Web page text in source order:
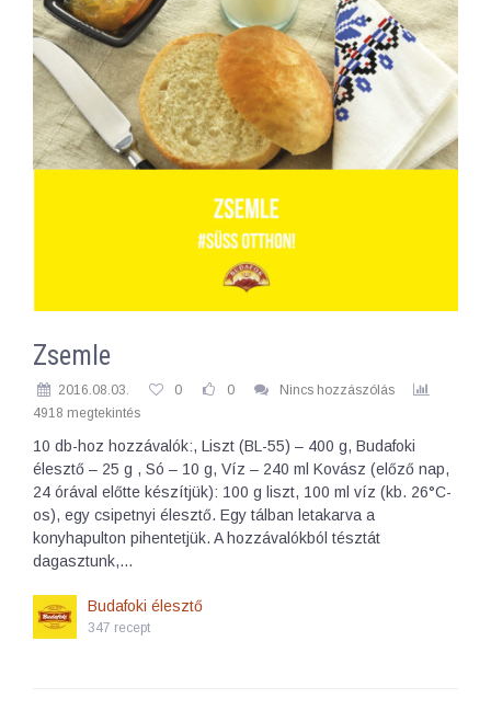
Zsemle
2016.08.03. 0 0
Nincs hozzászólás
4918 megtekintés
10 db-hoz hozzávalók:, Liszt (BL-55) – 400 g, Budafoki
élesztő – 25 g , Só – 10 g, Víz – 240 ml Kovász (előző nap,
24 órával előtte készítjük): 100 g liszt, 100 ml víz (kb. 26°C-
os), egy csipetnyi élesztő. Egy tálban letakarva a
konyhapulton pihentetjük. A hozzávalókból tésztát
dagasztunk,…
Budafoki élesztő
347 recept